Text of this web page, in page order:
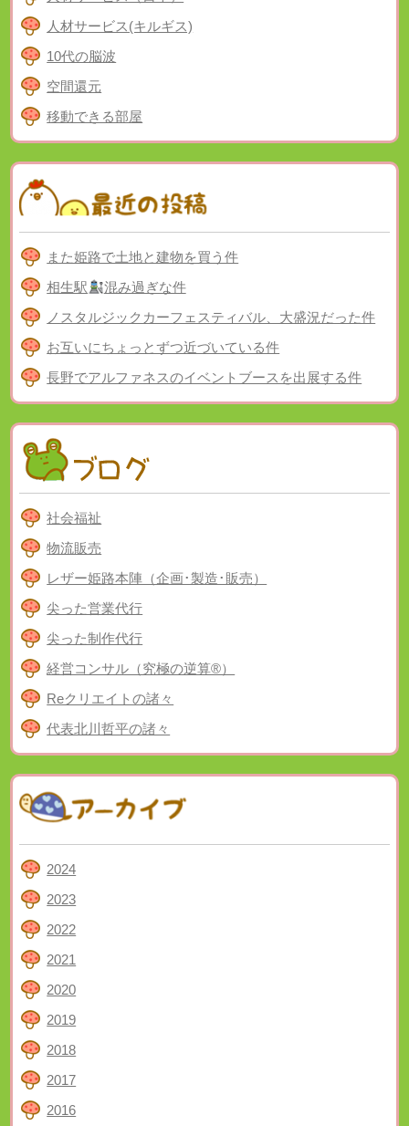
人材サービス(キルギス)
10代の脳波
空間還元
移動できる部屋
また姫路で土地と建物を買う件
相生駅
混み過ぎな件
ノスタルジックカーフェスティバル、大盛況だった件
お互いにちょっとずつ近づいている件
長野でアルファネスのイベントブースを出展する件
社会福祉
物流販売
レザー姫路本陣（企画･製造･販売）
尖った営業代行
尖った制作代行
経営コンサル（究極の逆算®）
Reクリエイトの諸々
代表北川哲平の諸々
2024
2023
2022
2021
2020
2019
2018
2017
2016